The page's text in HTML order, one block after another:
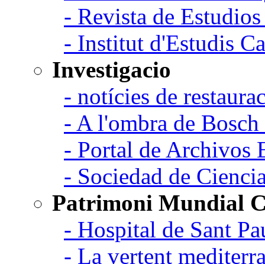
- Revista de
- Institut d'Estudis
Investigacio
- notícies de
- A l'ombra de
- Portal de Archivos
- Sociedad de
Patrimoni Mundial
- Hospital de Sant
- La vertent